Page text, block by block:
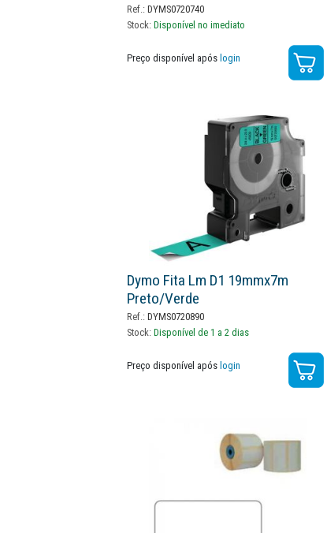
Ref.:DYMS0720740
Stock: Disponível no imediato
Preço disponível após login
Dymo Fita Lm D1 19mmx7m
Preto/verde
Ref.:DYMS0720890
Stock: Disponível de 1 a 2 dias
Preço disponível após login